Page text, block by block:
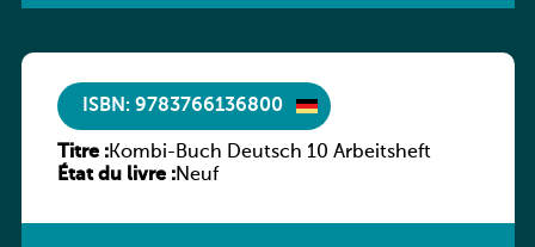
ISBN: 9783766136800
Titre :Kombi-Buch Deutsch 10 Arbeitsheft
État du livre :Neuf